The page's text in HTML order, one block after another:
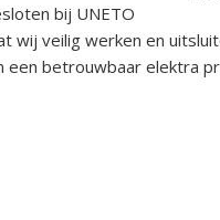
bij UNETO
wij veilig werken en
een betrouwbaar elektra